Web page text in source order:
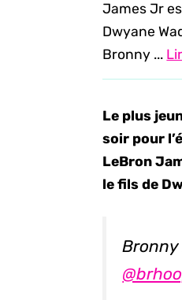
James Jr
Dwyane
Bronny ...
Le plus
soir pour
LeBron
le fils de